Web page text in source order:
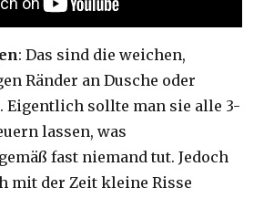
: Das sind die weichen,
Ränder an Dusche oder
Eigentlich sollte man sie alle 3-
lassen, was
fast niemand tut. Jedoch
mit der Zeit kleine Risse